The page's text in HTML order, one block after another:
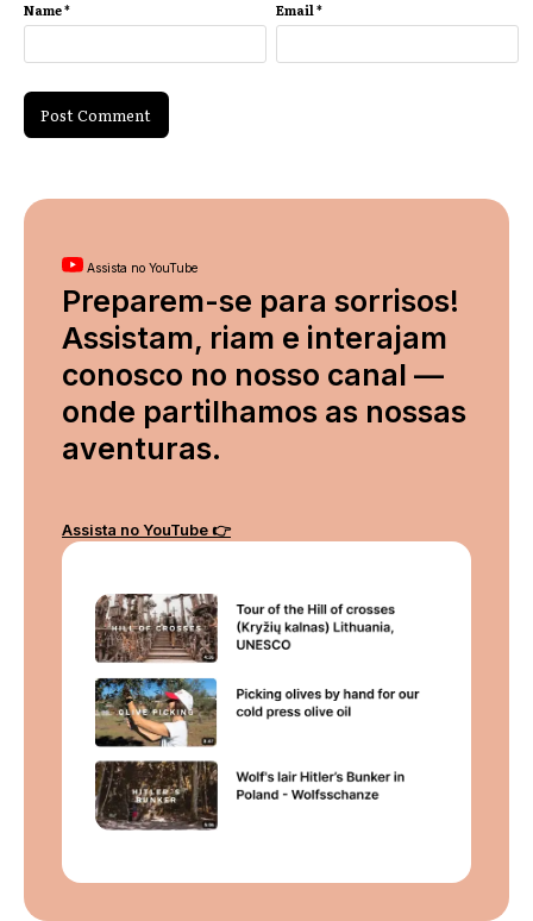
Name* Email*
Assista no YouTube
Preparem-se para sorrisos!
Assistam, riam e interajam
conosco no nosso canal —
onde partilhamos as nossas
aventuras.
Assista no YouTube 👉